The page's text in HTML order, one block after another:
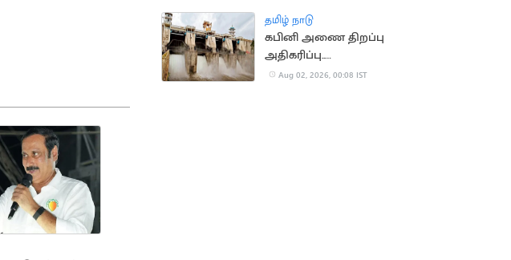
தமிழ் நாடு
கபினி அணை திறப்பு
அதிகரிப்பு..
தமிழகத்திற்கு கூடுதல்
Aug 02, 2026, 00:08 IST